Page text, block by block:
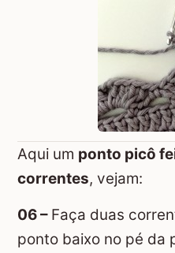
Aqui um ponto picô
correntes, vejam:
06 –Faça duas
ponto baixo no pé da